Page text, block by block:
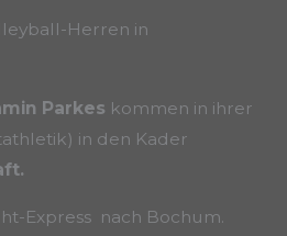
Herren in
Parkes kommen in ihrer
in den Kader
Express nach Bochum.